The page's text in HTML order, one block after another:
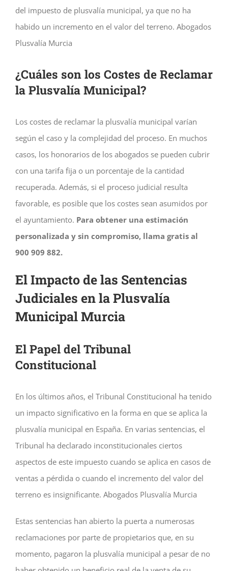
del impuesto de plusvalía municipal, ya que no ha
habido un incremento en el valor del terreno. Abogados
Plusvalía Murcia
¿Cuáles son los Costes de Reclamar
la Plusvalía Municipal?
Los costes de reclamar la plusvalía municipal varían
según el caso y la complejidad del proceso. En muchos
casos, los honorarios de los abogados se pueden cubrir
con una tarifa fija o un porcentaje de la cantidad
recuperada. Además, si el proceso judicial resulta
favorable, es posible que los costes sean asumidos por
el ayuntamiento. Para obtener una estimación
personalizada y sin compromiso, llama gratis al
900 909 882.
El Impacto de las Sentencias
Judiciales en la Plusvalía
Municipal Murcia
El Papel del Tribunal
Constitucional
En los últimos años, el Tribunal Constitucional ha tenido
un impacto significativo en la forma en que se aplica la
plusvalía municipal en España. En varias sentencias, el
Tribunal ha declarado inconstitucionales ciertos
aspectos de este impuesto cuando se aplica en casos de
ventas a pérdida o cuando el incremento del valor del
terreno es insignificante. Abogados Plusvalía Murcia
Estas sentencias han abierto la puerta a numerosas
reclamaciones por parte de propietarios que, en su
momento, pagaron la plusvalía municipal a pesar de no